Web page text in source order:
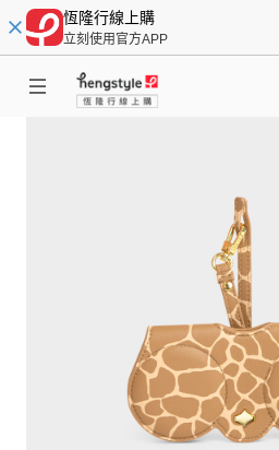
恆隆行線上購
立刻使用官方APP